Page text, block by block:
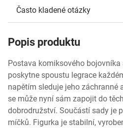
Často kladené otázky
Popis produktu
Postava komiksového
poskytne spoustu legrace
napětím sleduje jeho záchranné
se může nyní sám zapojit do
dobrodružství. Součástí sady je
míčků. Figurka je stabilní,